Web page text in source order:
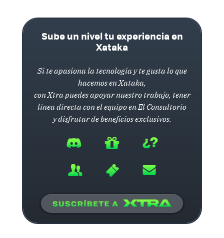
Sube un nivel tu experiencia en
Xataka
Si te apasiona la tecnología y te gusta lo que
hacemos en Xataka,
con Xtra puedes apoyar nuestro trabajo, tener
línea directa con el equipo en El Consultorio
y disfrutar de beneficios exclusivos.